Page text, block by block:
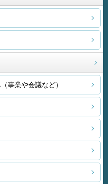
事業や会議など）